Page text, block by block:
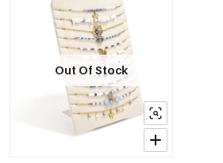
Out Of Stock